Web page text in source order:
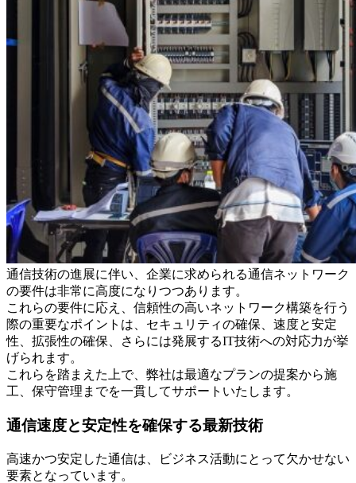
通信技術の進展に伴い、企業に求められる通信ネットワーク
の要件は非常に高度になりつつあります。
これらの要件に応え、信頼性の高いネットワーク構築を行う
際の重要なポイントは、セキュリティの確保、速度と安定
性、拡張性の確保、さらには発展するIT技術への対応力が挙
げられます。
これらを踏まえた上で、弊社は最適なプランの提案から施
工、保守管理までを一貫してサポートいたします。
通信速度と安定性を確保する最新技術
高速かつ安定した通信は、ビジネス活動にとって欠かせない
要素となっています。